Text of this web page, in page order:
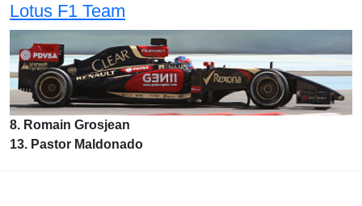
Lotus F1 Team
8. Romain Grosjean
13. Pastor Maldonado